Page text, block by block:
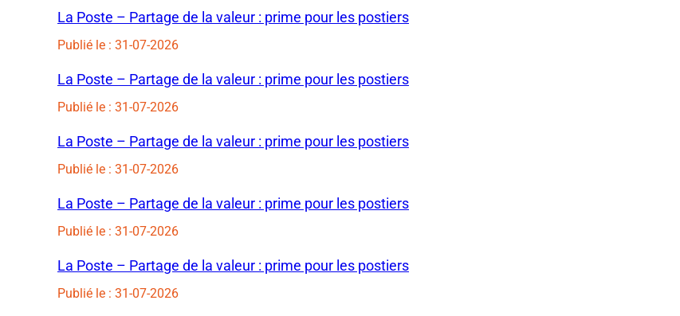
La Poste – Partage de la valeur : prime pour les postiers
Publié le : 31-07-2026
La Poste – Partage de la valeur : prime pour les postiers
Publié le : 31-07-2026
La Poste – Partage de la valeur : prime pour les postiers
Publié le : 31-07-2026
La Poste – Partage de la valeur : prime pour les postiers
Publié le : 31-07-2026
La Poste – Partage de la valeur : prime pour les postiers
Publié le : 31-07-2026